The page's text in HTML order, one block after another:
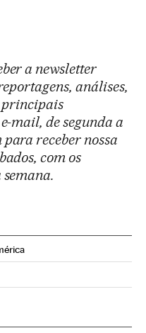
a newsletter
análises,
principais
mail, de segunda a
receber nossa
com os
Facebook